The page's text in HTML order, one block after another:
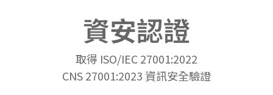
資安認證
取得 ISO/IEC 27001:2022
CNS 27001:2023 資訊安全驗證